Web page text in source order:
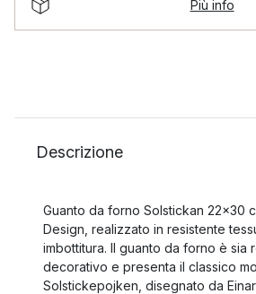
Più info
Descrizione
Guanto da forno Solstickan 22x30
Design, realizzato in resistente
imbottitura. Il guanto da forno è sia
decorativo e presenta il classico
Solstickepojken, disegnato da